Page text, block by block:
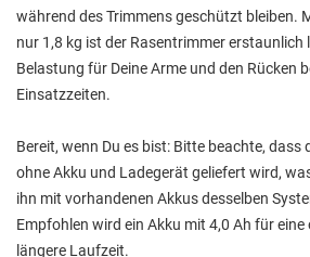
während des Trimmens geschützt bleiben.
nur 1,8 kg ist der Rasentrimmer erstaunlich
Belastung für Deine Arme und den Rücken
Einsatzzeiten.
Bereit, wenn Du es bist: Bitte beachte, dass
ohne Akku und Ladegerät geliefert wird,
ihn mit vorhandenen Akkus desselben
Empfohlen wird ein Akku mit 4,0 Ah für
längere Laufzeit.